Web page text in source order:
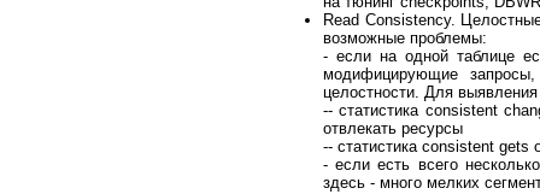
Read Consistency.
возможные проблемы:
- если на одной таблице
модифицирующие запросы,
целостности. Для
-- статистика consistent
отвлекать ресурсы
-- статистика consistent gets
- если есть всего
здесь - много мелких